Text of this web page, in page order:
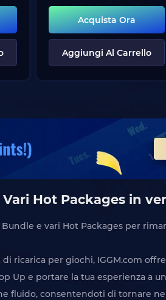
Acquista Ora
Aggiungi Al Carrello
Hot Packages in
e vari Hot Packages per
ricarica per giochi, IGGM.com
Up e portare la tua esperienza a
fluido, consentendoti di tornare